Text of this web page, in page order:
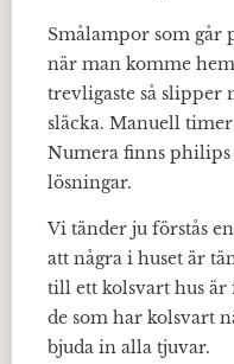
Smålampor som går
när man komme
trevligaste så slipper
släcka. Manuell
Numera finns philips
lösningar.
Vi tänder ju förstås
att några i huset är
till ett kolsvart hus
de som har kolsvart
bjuda in alla tjuvar.